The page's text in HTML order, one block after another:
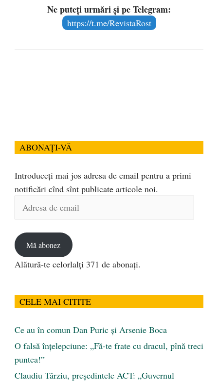
Ne puteți urmări și pe Telegram:
https://t.me/RevistaRost
ABONAȚI-VĂ
Introduceți mai jos adresa de email pentru a primi
notificări cînd sînt publicate articole noi.
Adresa
Mă abonez
Alătură-te celorlalți 371 de abonați.
CELE MAI CITITE
Ce au în comun Dan Puric şi Arsenie Boca
O falsă înțelepciune: „Fă-te frate cu dracul, pînă treci
puntea!”
Claudiu Târziu, președintele ACT: „Guvernul